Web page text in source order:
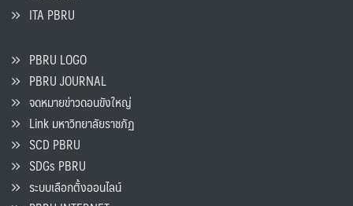
ITA PBRU
PBRU LOGO
PBRU JOURNAL
จดหมายข่าวดอนขังใหญ่
Link มหาวิทยาลัยราชภัฏ
SCD PBRU
SDGs PBRU
ระบบเลือกตั้งออนไลน์